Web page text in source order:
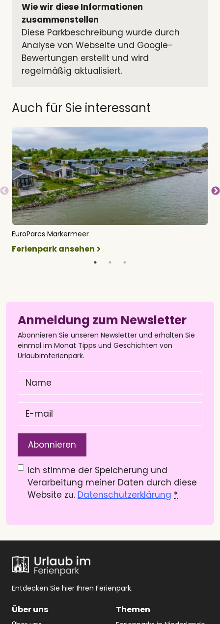
Wie wir diese Informationen
zusammenstellen
Diese Parkbeschreibung wurde durch
Analyse von Webseite und Google-
Bewertungen erstellt und wird
regelmäßig aktualisiert.
Auch für Sie interessant
EuroParcs Markermeer
Ferienpark ansehen
Anmeldung zum Newsletter
Abonnieren Sie unseren Newsletter und erhalten Sie
einmal im Monat Tipps und Geschichten von
Urlaubimferienpark.
Datenschutzerklärung(Pflichtfeld)
Ich stimme der Speicherung und
Verarbeitung meiner Daten durch diese
Website zu. Datenschutzerklärung *
Name
mail (Pflichtfeld)
Entdecken Sie hier Ihren Ferienpark.
Über uns Themen